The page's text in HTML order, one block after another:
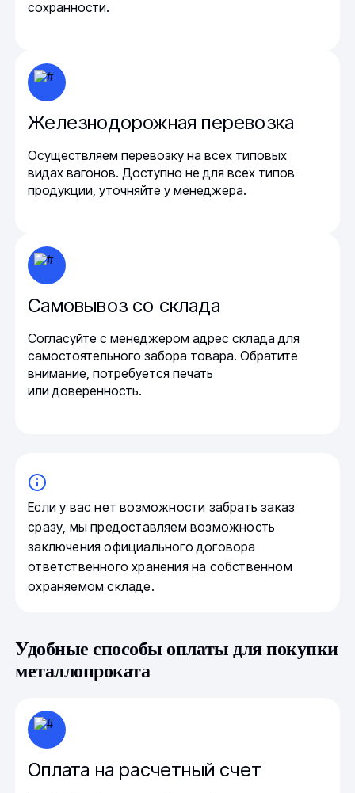
сохранности.
Железнодорожная перевозка
Осуществляем перевозку на всех типовых
видах вагонов. Доступно не для всех типов
продукции, уточняйте у менеджера.
Самовывоз со склада
Согласуйте с менеджером адрес склада для
самостоятельного забора товара. Обратите
внимание, потребуется печать
или доверенность.
Если у вас нет возможности забрать заказ
сразу, мы предоставляем возможность
заключения официального договора
ответственного хранения на собственном
охраняемом складе.
Удобные способы оплаты для покупки
металлопроката
Оплата на расчетный счет